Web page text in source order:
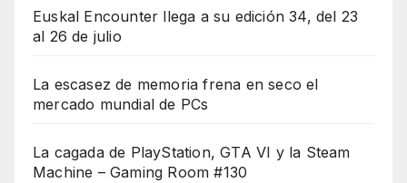
Euskal Encounter llega a su edición 34, del 23
al 26 de julio
La escasez de memoria frena en seco el
mercado mundial de PCs
La cagada de PlayStation, GTA VI y la Steam
Machine – Gaming Room #130